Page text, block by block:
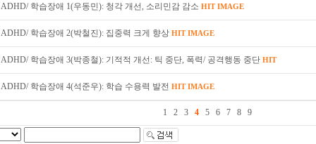
ADHD/ 학습장애 1(우동민): 청각 개선, 소리민감 감소 HIT IMAGE
ADHD/ 학습장애 2(박철진): 집중력 크게 향상 HIT IMAGE
ADHD/ 학습장애 3(박종철): 기적적 개선: 틱 중단, 폭력/ 공격행동 중단 HIT
ADHD/ 학습장애 4(석준우): 학습 수용력 발전 HIT IMAGE
1 2 3 4 5 6 7 8 9